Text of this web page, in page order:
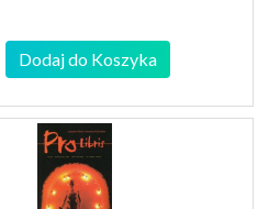
Dodaj do Koszyka